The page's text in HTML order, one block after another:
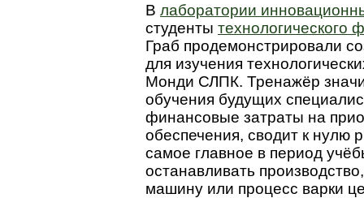
В лаборатории
студенты технологического
Граб продемонстрировали
для изучения
Монди СЛПК. Тренажёр
обучения будущих
финансовые затраты на
обеспечения, сводит к нулю
самое главное в период
останавливать
машину или процесс варки